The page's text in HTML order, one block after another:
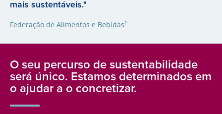
mais sustentáveis."
Federação de Alimentos e Bebidas²
O seu percurso de sustentabilidade
será único. Estamos determinados em
o ajudar a o concretizar.